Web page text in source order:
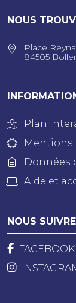
NOUS
Place
84505
Plan
Mentions
Données
Aide et
NOUS SUIVRE
FACEBOOK